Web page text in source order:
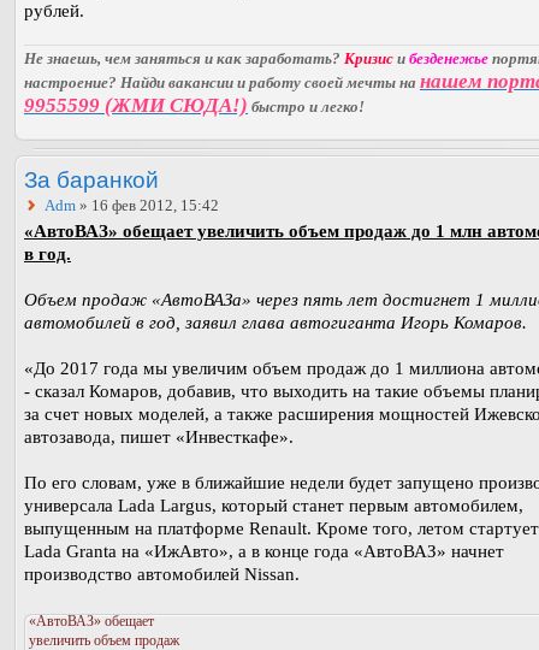
рублей.
Не знаешь, чем заняться и как заработать? Кризис и безденежье
настроение? Найди вакансии и работу своей мечты на нашем
9955599 (ЖМИ СЮДА!) быстро и легко!
За баранкой
Adm » 16 фев 2012, 15:42
«АвтоВАЗ» обещает увеличить объем продаж до 1 млн
в год.
Объем продаж «АвтоВАЗа» через пять лет достигнет 1
автомобилей в год, заявил глава автогиганта Игорь Комаров.
«До 2017 года мы увеличим объем продаж до 1 миллиона
- сказал Комаров, добавив, что выходить на такие объемы
за счет новых моделей, а также расширения мощностей
автозавода, пишет «Инвесткафе».
По его словам, уже в ближайшие недели будет запущено
универсала Lada Largus, который станет первым автомобилем,
выпущенным на платформе Renault. Кроме того, летом
Lada Granta на «ИжАвто», а в конце года «АвтоВАЗ» начнет
производство автомобилей Nissan.
«АвтоВАЗ» обещает
увеличить объем продаж